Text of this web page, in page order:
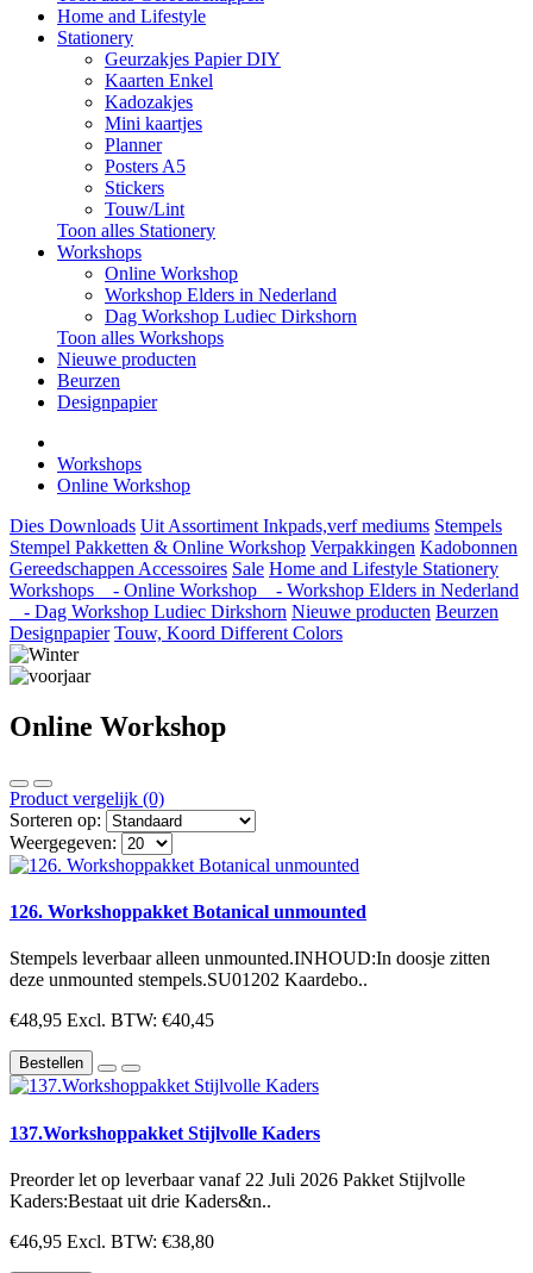
Home and Lifestyle
Stationery
Geurzakjes Papier DIY
Kaarten Enkel
Kadozakjes
Mini kaartjes
Planner
Posters A5
Stickers
Touw/Lint
Toon alles Stationery
Workshops
Online Workshop
Workshop Elders in Nederland
Dag Workshop Ludiec Dirkshorn
Toon alles Workshops
Nieuwe producten
Beurzen
Designpapier
Workshops
Online Workshop
Dies Downloads Uit Assortiment Inkpads,verf mediums Stempels
Stempel Pakketten & Online Workshop Verpakkingen Kadobonnen
Gereedschappen Accessoires Sale Home and Lifestyle Stationery
Workshops
- Online Workshop
- Workshop Elders in Nederland
- Dag Workshop Ludiec Dirkshorn Nieuwe producten Beurzen
Designpapier Touw, Koord Different Colors
Online Workshop
Product vergelijk (0)
Sorteren op:
Weergegeven:
126. Workshoppakket Botanical unmounted
Stempels leverbaar alleen unmounted.INHOUD:In doosje zitten
deze unmounted stempels.SU01202 Kaardebo..
€48,95 Excl. BTW: €40,45
Bestellen
137.Workshoppakket Stijlvolle Kaders
Preorder let op leverbaar vanaf 22 Juli 2026 Pakket Stijlvolle
Kaders:Bestaat uit drie Kaders&n..
€46,95 Excl. BTW: €38,80